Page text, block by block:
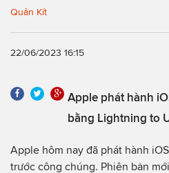
Quân Kít
22/06/2023 16:15
Apple phát hành
bằng Lightning to
Apple hôm nay đã phát hành iOS
trước công chúng. Phiên bản